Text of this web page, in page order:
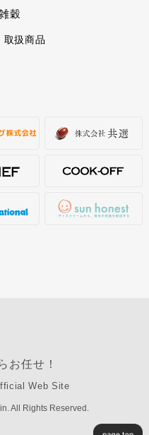
穀
取扱商品
お任せ！
Web Site
All Rights Reserved.